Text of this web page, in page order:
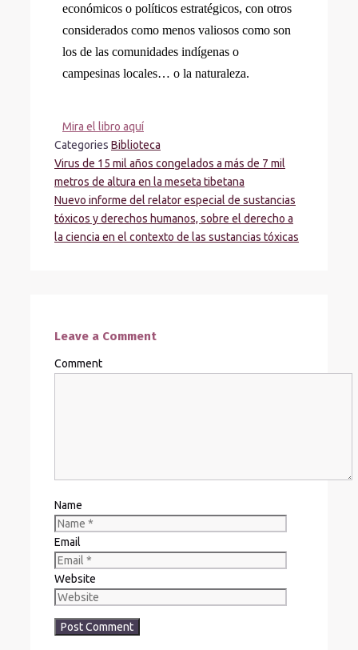
económicos o políticos estratégicos, con otros
considerados como menos valiosos como son
los de las comunidades indígenas o
campesinas locales… o la naturaleza.
Mira el libro aquí
Categories Biblioteca
Virus de 15 mil años congelados a más de 7 mil
metros de altura en la meseta tibetana
Nuevo informe del relator especial de sustancias
tóxicos y derechos humanos, sobre el derecho a
la ciencia en el contexto de las sustancias tóxicas
Leave a Comment
Comment
Name
Email
Website